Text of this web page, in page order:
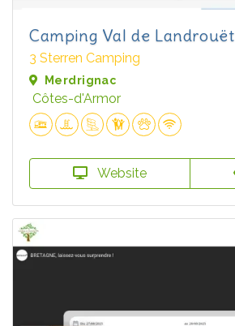
Camping Val de Landrouët
3 Sterren Camping
Merdrignac
Côtes-d'Armor
Website